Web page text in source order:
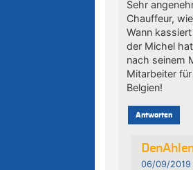
Sehr
Chauffeur,
Wann
der Michel
nach seinem
Mitarbeiter
Belgien!
Antworten
06/09/2019